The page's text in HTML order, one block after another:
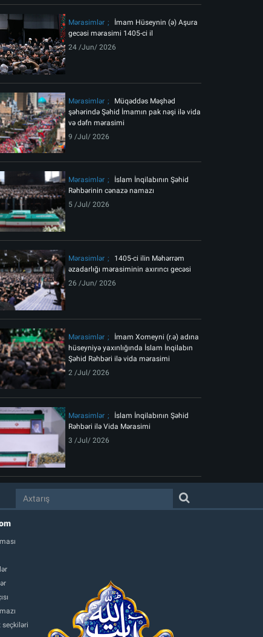
Mərasimlər
İmam Hüseynin (ə) Aşura
gecəsi mərasimi 1405-ci il
24 /Jun/ 2026
Mərasimlər
Müqəddəs Məşhəd
şəhərində Şəhid İmamın pak nəşi ilə vida
və dəfn mərasimi
9 /Jul/ 2026
Mərasimlər
İslam İnqilabının Şəhid
Rəhbərinin cənazə namazı
5 /Jul/ 2026
Mərasimlər
1405-ci ilin Məhərrəm
əzadarlığı mərasiminin axırıncı gecəsi
26 /Jun/ 2026
Mərasimlər
İmam Xomeyni (r.ə) adına
hüseyniyə yaxınlığında İslam İnqilabın
Şəhid Rəhbəri ilə vida mərasimi
2 /Jul/ 2026
Mərasimlər
İslam İnqilabının Şəhid
Rəhbəri ilə Vida Mərasimi
3 /Jul/ 2026
seçkiləri